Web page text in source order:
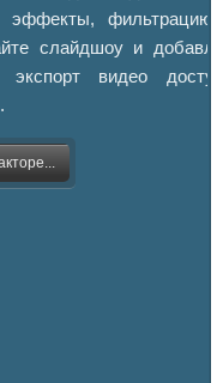
эффекты, фильтрацию
слайдшоу и
видео